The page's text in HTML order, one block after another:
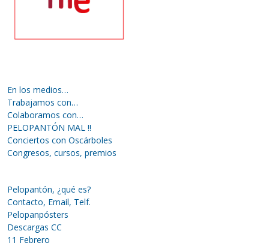
En los medios…
Trabajamos con…
Colaboramos con…
PELOPANTÓN MAL !!
Conciertos con Oscárboles
Congresos, cursos, premios
Pelopantón, ¿qué es?
Contacto, Email, Telf.
Pelopanpósters
Descargas CC
11 Febrero